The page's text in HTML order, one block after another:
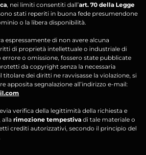
, nei limiti consentiti dall’art. 70 della Legge
stati reperiti in buona fede presumendone
o la libera disponibilità.
espressamente di non avere alcuna
di proprietà intellettuale o industriale di
errore o omissione, fossero state pubblicate
da copyright senza la necessaria
titolare dei diritti ne ravvisasse la violazione, si
apposita segnalazione all’indirizzo e-mail:
verifica della legittimità della richiesta e
rimozione tempestiva di tale materiale o
crediti autorizzativi, secondo il principio del